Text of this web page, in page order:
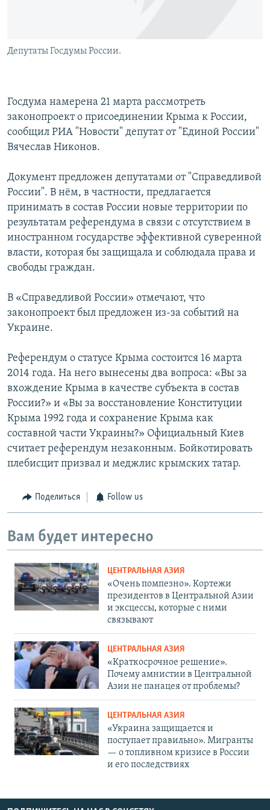
Депутаты Госдумы России.
Госдума намерена 21 марта рассмотреть
законопроект о присоединении Крыма к России,
сообщил РИА "Новости" депутат от "Единой России"
Вячеслав Никонов.
Документ предложен депутатами от "Справедливой
России". В нём, в частности, предлагается
принимать в состав России новые территории по
результатам референдума в связи с отсутствием в
иностранном государстве эффективной суверенной
власти, которая бы защищала и соблюдала права и
свободы граждан.
В «Справедливой России» отмечают, что
законопроект был предложен из-за событий на
Украине.
Референдум о статусе Крыма состоится 16 марта
2014 года. На него вынесены два вопроса: «Вы за
вхождение Крыма в качестве субъекта в состав
России?» и «Вы за восстановление Конституции
Крыма 1992 года и сохранение Крыма как
составной части Украины?» Официальный Киев
считает референдум незаконным. Бойкотировать
плебисцит призвал и меджлис крымских татар.
Поделиться Follow us
Вам будет интересно
ЦЕНТРАЛЬНАЯ АЗИЯ
«Очень помпезно». Кортежи
президентов в Центральной Азии
и эксцессы, которые с ними
связывают
ЦЕНТРАЛЬНАЯ АЗИЯ
«Краткосрочное решение».
Почему амнистии в Центральной
Азии не панацея от проблемы?
ЦЕНТРАЛЬНАЯ АЗИЯ
«Украина защищается и
поступает правильно». Мигранты
— о топливном кризисе в России
и его последствиях